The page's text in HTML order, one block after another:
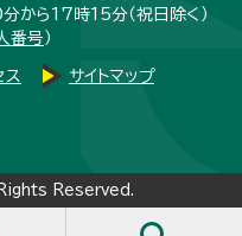
から17時15分（祝日除く）
番号 ）
ス
サイトマップ
Reserved.